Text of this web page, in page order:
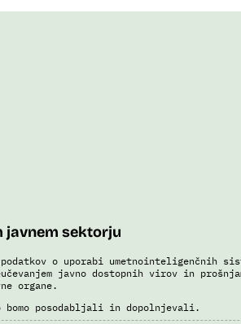
javnem sektorju
o uporabi umetnointeligenčnih
javno dostopnih virov in
organe.
bomo posodabljali in dopolnjevali.